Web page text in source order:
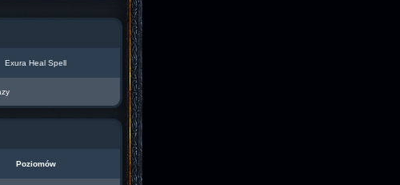
Exura Heal Spell
Poziomów